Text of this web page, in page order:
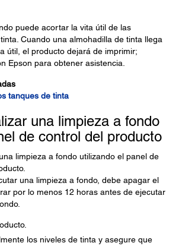
puede acortar la vita útil de las
Cuando una almohadilla de tinta llega
útil, el producto dejará de imprimir;
Epson para obtener asistencia.
tanques de tinta
una limpieza a fondo
de control del producto
limpieza a fondo utilizando el panel de
una limpieza a fondo, debe apagar el
por lo menos 12 horas antes de ejecutar
los niveles de tinta y asegure que